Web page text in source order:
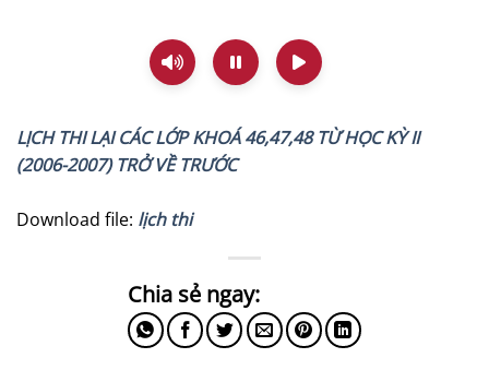
LỊCH THI LẠI CÁC LỚP KHOÁ 46,47,48 TỪ HỌC KỲ II
(2006-2007) TRỞ VỀ TRƯỚC
Download file: lịch thi